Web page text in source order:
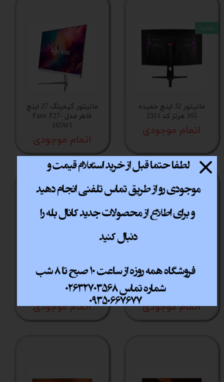
مانیتور 32 اینچ خمیده
165 هرتز کد 2311
اتمام موجودی
جدید
مانیتور گیمینگ 27 اینچ
فاطر مدل Fater F27-
165W1
اتمام موجودی
مانیتور 22 اینچ فاطر
F22-075W1
اتمام موجودی
F24-144B2
اتمام موجودی